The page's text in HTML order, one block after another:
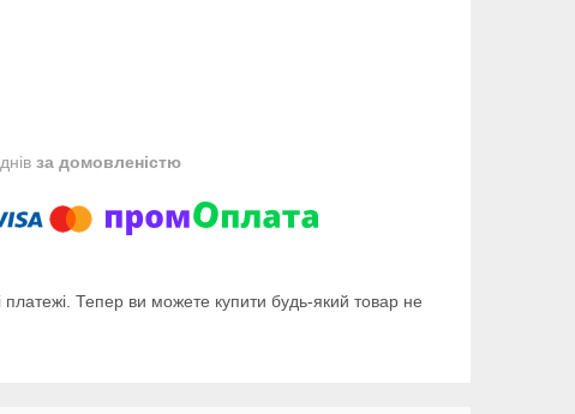
за домовленістю
платежі. Тепер ви можете купити будь-який товар не